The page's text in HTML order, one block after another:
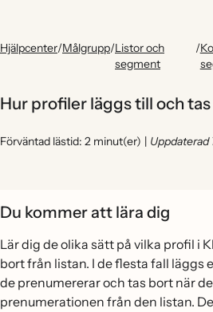
Hjälpcenter/Målgrupp/Listor och
segment
/
Hur profiler läggs till och
Förväntad lästid: 2 minut(er) | Uppdaterad
Du kommer att lära dig
Lär dig de olika sätt på vilka profil i
bort från listan. I de flesta fall läggs
de prenumererar och tas bort när
prenumerationen från den listan.